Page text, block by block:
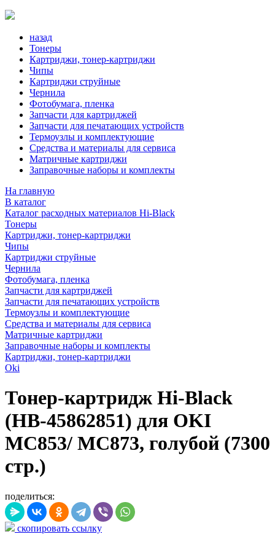
назад
Тонеры
Картриджи, тонер-картриджи
Чипы
Картриджи струйные
Чернила
Фотобумага, пленка
Запчасти для картриджей
Запчасти для печатающих устройств
Термоузлы и комплектующие
Средства и материалы для сервиса
Матричные картриджи
Заправочные наборы и комплекты
На главную
В каталог
Каталог расходных материалов Hi-Black
Тонеры
Картриджи, тонер-картриджи
Чипы
Картриджи струйные
Чернила
Фотобумага, пленка
Запчасти для картриджей
Запчасти для печатающих устройств
Термоузлы и комплектующие
Средства и материалы для сервиса
Матричные картриджи
Заправочные наборы и комплекты
Картриджи, тонер-картриджи
Oki
Тонер-картридж Hi-Black
(HB-45862851) для OKI
MC853/ MC873, голубой (7300
стр.)
поделиться:
скопировать ссылку